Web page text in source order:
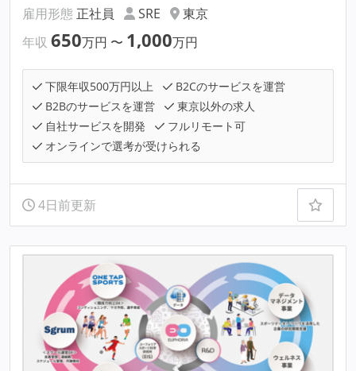
雇用形態 正社員 SRE
東京
年収 650万円 〜 1,000万円
下限年収500万円以上
B2Cのサービスを運営
B2Bのサービスを運営
東京以外の求人
自社サービスを開発
フルリモート可
オンラインで選考が受けられる
4日前更新